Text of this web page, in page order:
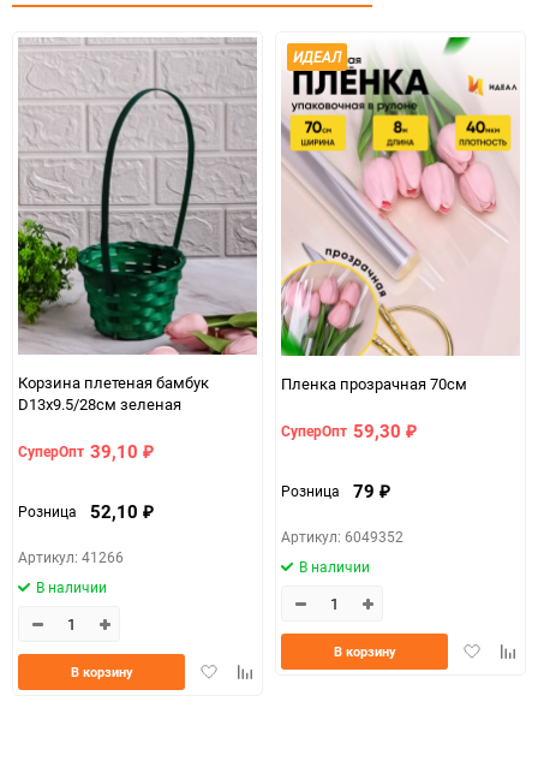
Особые условия
помещение
Минимальное количество 1
Количество в коробке 800
Единица измерения шт
ЦветНоменклатуры оранжевый
Корзина плетеная бамбук
D13x9.5/28см зеленая
СуперОпт 39,10 ₽
Розница 52,10 ₽
Артикул: 41266
В наличии
ДобавитьДобавить
В корзину
ИДЕАЛ
Пленка прозрачная 70см
СуперОпт 59,30 ₽
Розница 79 ₽
Артикул: 6049352
В наличии
Добавить
В корзину